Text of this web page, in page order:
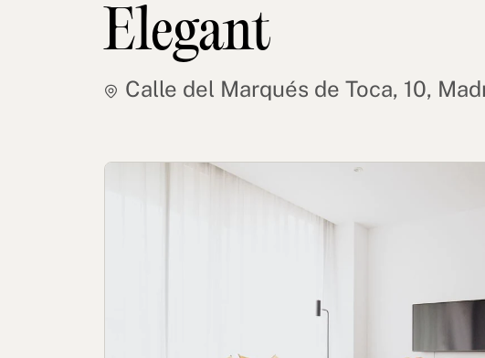
Elegant
Calle del Marqués de Toca, 10,